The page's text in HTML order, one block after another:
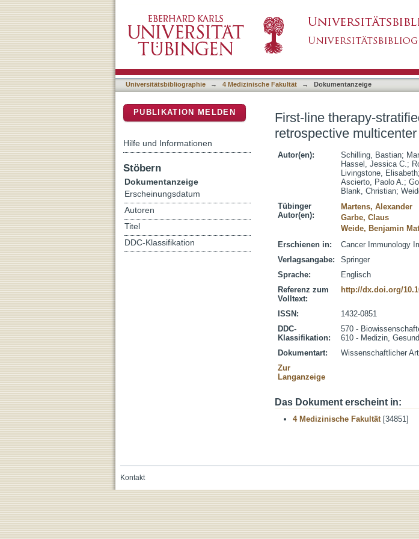
analysis
Universitätsbibliographie → 4 Medizinische Fakultät → Dokumentanzeige
First-line therapy-
retrospective
Autor(en): Schilling, Bastian;
Hassel, Jessica C.;
Livingstone, Elisabeth;
Ascierto, Paolo A.;
Blank, Christian;
Tübinger
Autor(en):
Martens, Alexander
Garbe, Claus
Weide, Benjamin
Erschienen in:
Cancer Immunology
Verlagsangabe:
Springer
Sprache:
Englisch
Referenz zum
Volltext:
http://dx.doi.org/
ISSN:
1432-0851
DDC-
Klassifikation:
570 -
610 - Medizin,
Dokumentart:
Wissenschaftlicher
Zur
Langanzeige
Das Dokument erscheint in:
4 Medizinische Fakultät[34851]
PUBLIKATION MELDEN
Hilfe und Informationen
Stöbern
Dokumentanzeige
Erscheinungsdatum
Autoren
Titel
DDC-Klassifikation
Kontakt